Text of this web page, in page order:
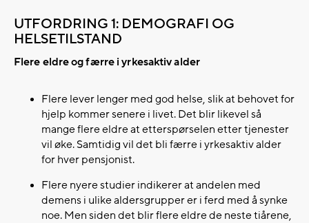
UTFORDRING 1: DEMOGRAFI OG
HELSETILSTAND
Flere eldre og færre i yrkesaktiv alder
Flere lever lenger med god helse, slik at behovet for
hjelp kommer senere i livet. ​Det blir likevel så
mange flere eldre at etterspørselen etter tjenester
vil øke. ​Samtidig vil det bli færre i yrkesaktiv alder
for hver pensjonist.​
Flere nyere studier indikerer at andelen med
demens i ulike aldersgrupper er i ferd med å synke
noe. Men siden det blir flere eldre de neste tiårene,